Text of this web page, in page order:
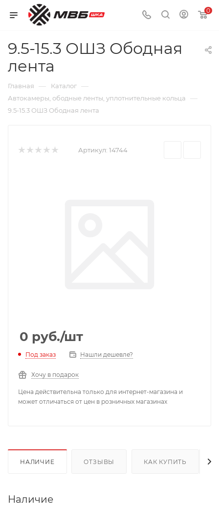
0
9.5-15.3 ОШЗ Ободная
лента
Главная — Каталог —
Автокамеры, ободные ленты, уплотнительные кольца —
9.5-15.3 ОШЗ Ободная лента
Артикул: 14744
0 руб./шт
Под заказ Нашли дешевле?
Хочу в подарок
Цена действительна только для интернет-магазина и
может отличаться от цен в розничных магазинах
НАЛИЧИЕ ОТЗЫВЫ КАК КУПИТЬ
Наличие